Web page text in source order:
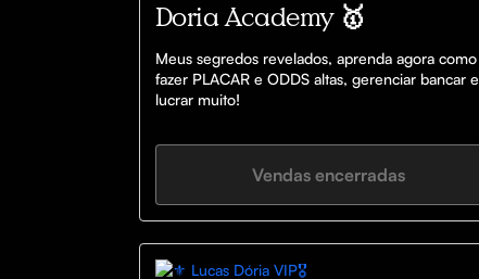
Doria Academy 🥇
Meus segredos revelados, aprenda agora como
fazer PLACAR e ODDS altas, gerenciar bancar e
lucrar muito!
Vendas encerradas